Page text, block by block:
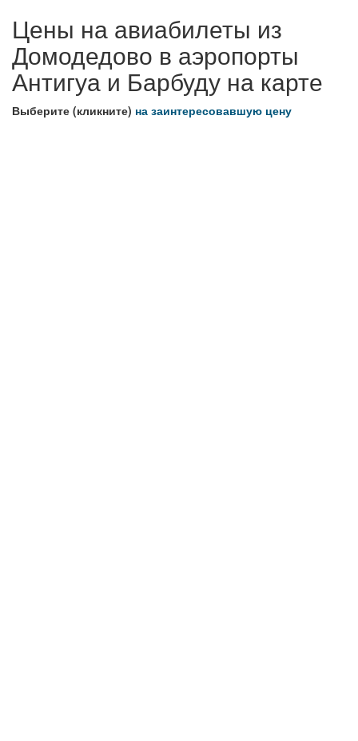
Цены на авиабилеты из
Домодедово в аэропорты
Антигуа и Барбуду на карте
Выберите (кликните) на заинтересовавшую цену